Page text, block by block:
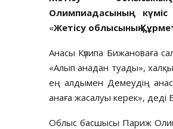
Олимпиадасының күміс
«Жетісу облысының
Анасы Күлипа Бижановаға
«Алып анадан туады»,
ең алдымен Демеудің
анаға жасалуы керек», деді
Облыс басшысы Париж